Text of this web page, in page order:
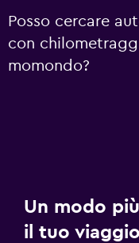
Posso cercare
con
momondo?
Un modo
il tuo